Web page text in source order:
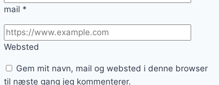
mail *
Websted
Gem mit navn, mail og websted i denne browser
til næste gang jeg kommenterer.